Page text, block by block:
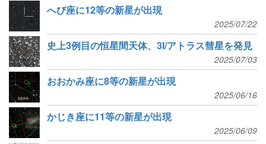
へび座に12等の新星が出現
2025/07/22
史上3例目の恒星間天体、3I/アトラス彗星を発見
2025/07/03
おおかみ座に8等の新星が出現
2025/06/16
かじき座に11等の新星が出現
2025/06/09